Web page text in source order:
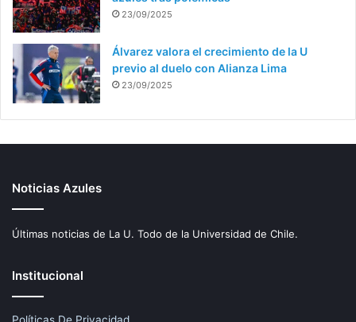
23/09/2025
Álvarez valora el crecimiento de la U
previo al duelo con Alianza Lima
23/09/2025
Noticias Azules
Últimas noticias de La U. Todo de la Universidad de Chile.
Institucional
Políticas De Privacidad